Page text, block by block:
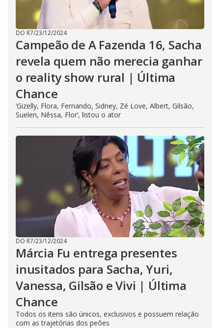
DO R7/23/12/2024
Campeão de A Fazenda 16, Sacha
revela quem não merecia ganhar
o reality show rural | Última
Chance
‘Gizelly, Flora, Fernando, Sidney, Zé Love, Albert, Gilsão,
Suelen, Nêssa, Flor’, listou o ator
DO R7/23/12/2024
Márcia Fu entrega presentes
inusitados para Sacha, Yuri,
Vanessa, Gilsão e Vivi | Última
Chance
Todos os itens são únicos, exclusivos e possuem relação
com as trajetórias dos peões